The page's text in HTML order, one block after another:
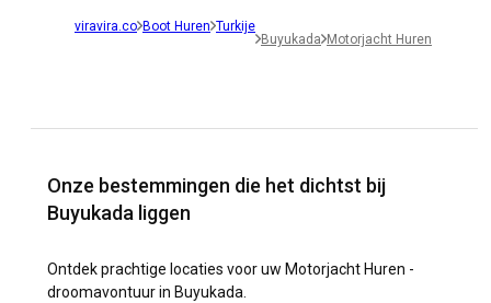
viravira.co Boot Huren Turkije
Buyukada Motorjacht Huren
Onze bestemmingen die het dichtst bij
Buyukada liggen
Ontdek prachtige locaties voor uw Motorjacht Huren -
droomavontuur in Buyukada.